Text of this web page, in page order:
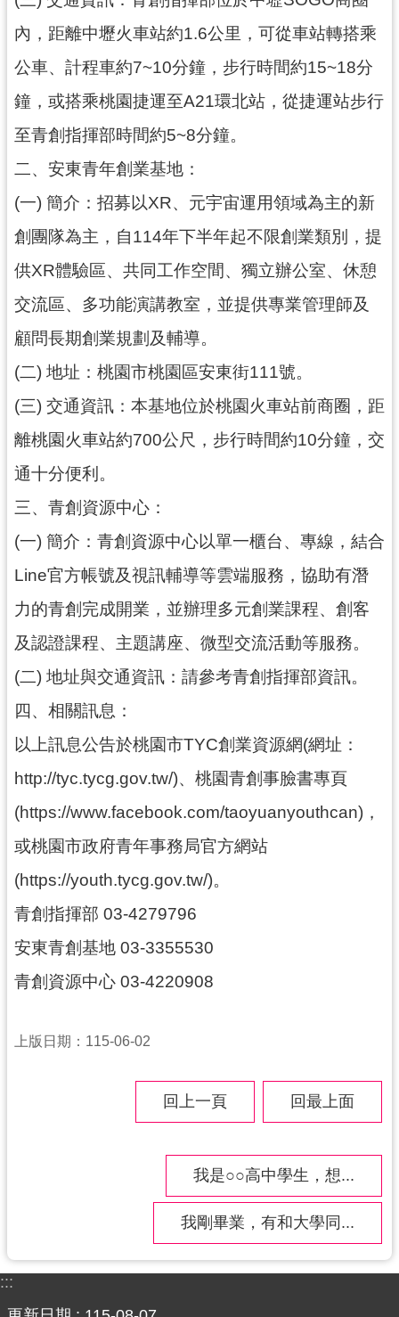
基
地
介
關
連
府
資
公
開
回
首
站
導
政
信
園
市
府
隱
私
政
策
網
安
政
策
宣
內，距離中壢火車站約1.6公里，可從車站轉搭乘
公車、計程車約7~10分鐘，步行時間約15~18分
鐘，或搭乘桃園捷運至A21環北站，從捷運站步行
至青創指揮部時間約5~8分鐘。
二、安東青年創業基地：
(一) 簡介：招募以XR、元宇宙運用領域為主的新
創團隊為主，自114年下半年起不限創業類別，提
供XR體驗區、共同工作空間、獨立辦公室、休憩
交流區、多功能演講教室，並提供專業管理師及
顧問長期創業規劃及輔導。
(二) 地址：桃園市桃園區安東街111號。
(三) 交通資訊：本基地位於桃園火車站前商圈，距
離桃園火車站約700公尺，步行時間約10分鐘，交
通十分便利。
三、青創資源中心：
(一) 簡介：青創資源中心以單一櫃台、專線，結合
Line官方帳號及視訊輔導等雲端服務，協助有潛
力的青創完成開業，並辦理多元創業課程、創客
及認證課程、主題講座、微型交流活動等服務。
(二) 地址與交通資訊：請參考青創指揮部資訊。
四、相關訊息：
以上訊息公告於桃園市TYC創業資源網(網址：
http://tyc.tycg.gov.tw/)、桃園青創事臉書專頁
(https://www.facebook.com/taoyuanyouthcan)，
或桃園市政府青年事務局官方網站
(https://youth.tycg.gov.tw/)。
青創指揮部 03-4279796
安東青創基地 03-3355530
青創資源中心 03-4220908
上版日期：115-06-02
回上一頁 回最上面
我是○○高中學生，想...
我剛畢業，有和大學同...
:::